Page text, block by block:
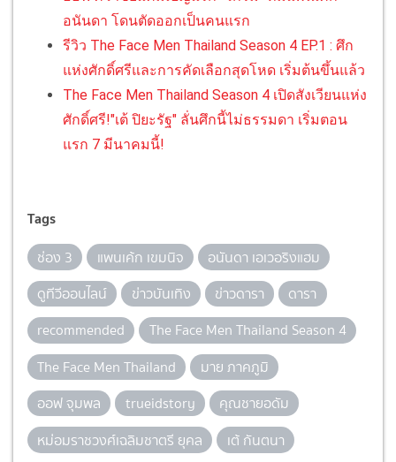
อนันดา โดนตัดออกเป็นคนแรก
รีวิว The Face Men Thailand Season 4 EP.1 : ศึก
แห่งศักดิ์ศรีและการคัดเลือกสุดโหด เริ่มต้นขึ้นแล้ว
The Face Men Thailand Season 4 เปิดสังเวียนแห่ง
ศักดิ์ศรี!"เต้ ปิยะรัฐ" ลั่นศึกนี้ไม่ธรรมดา เริ่มตอน
แรก 7 มีนาคมนี้!
Tags
ช่อง 3 แพนเค้ก เขมนิจ
อนันดา เอเวอริงแฮม
ดูทีวีออนไลน์
ข่าวบันเทิง ข่าวดารา
ดารา
recommended
The Face Men Thailand Season 4
The Face Men Thailand
มาย ภาคภูมิ
ออฟ จุมพล
trueidstory
คุณชายอดัม
หม่อมราชวงศ์เฉลิมชาตรี ยุคล
เต้ กันตนา